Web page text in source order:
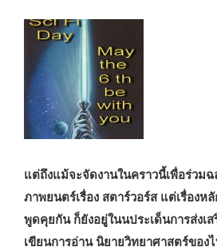
แต่ถึงแม้จะจัดงานในคราวนี้เพื่อร่วม
ภาพยนตร์เรื่อง สตาร์วอร์ส แต่เรื่องห
พูดคุยกัน ก็ยังอยู่ในนประเด็นการส่งเ
เขียนการอ่าน นิยายวิทยาศาสตร์ของ